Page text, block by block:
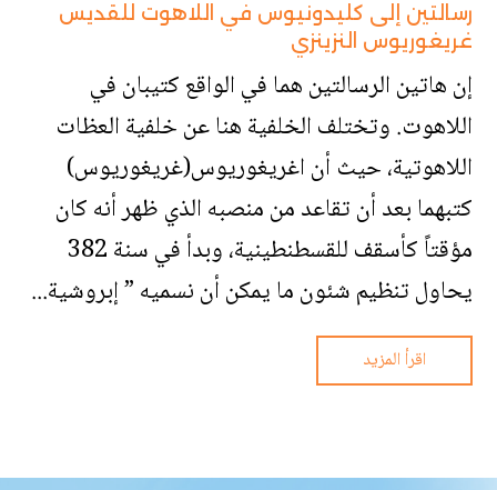
رسالتين إلى كليدونيوس في اللاهوت للقديس
غريغوريوس النزينزي
إن هاتين الرسالتين هما في الواقع كتيبان في
اللاهوت. وتختلف الخلفية هنا عن خلفية العظات
اللاهوتية، حيث أن اغريغوريوس(غريغوريوس)
كتبهما بعد أن تقاعد من منصبه الذي ظهر أنه كان
مؤقتاً كأسقف للقسطنطينية، وبدأ في سنة 382
يحاول تنظيم شئون ما يمكن أن نسميه ” إبروشية...
اقرأ المزيد